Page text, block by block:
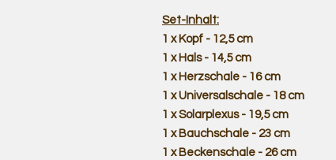
Set-Inhalt:
1 x Kopf - 12,5 cm
1 x Hals - 14,5 cm
1 x Herzschale - 16 cm
1 x Universalschale - 18 cm
1 x Solarplexus - 19,5 cm
1 x Bauchschale - 23 cm
1 x Beckenschale - 26 cm